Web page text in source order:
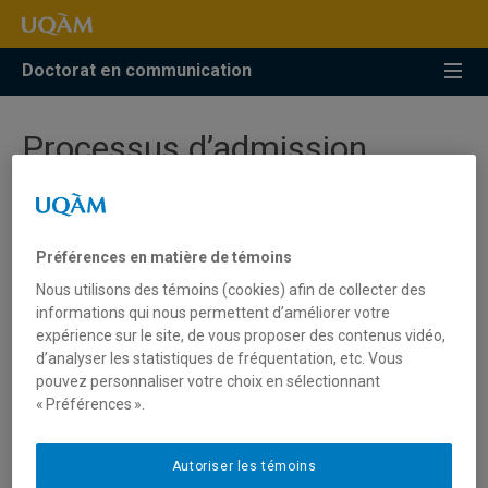
Accéder
recherche
Accéder
menu
pricipal
Accéder
zone
Doctorat en communication
Processus d’admission
l’automne seulement. Ce programme n’est pas
d’encadrement de la Faculté.
Les personnes candidates doivent déposer leur dossier
de candidatureavant le 1ermars.
d’information sur les conditions d’admission
Préférences en matière de témoins
Nous utilisons des témoins (cookies) afin de collecter des
informations qui nous permettent d’améliorer votre
expérience sur le site, de vous proposer des contenus vidéo,
d’analyser les statistiques de fréquentation, etc. Vous
pouvez personnaliser votre choix en sélectionnant
« Préférences ».
Autoriser les témoins